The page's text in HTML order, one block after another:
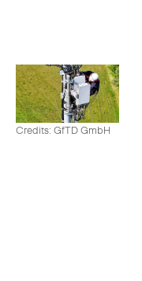
Credits: GfTD GmbH